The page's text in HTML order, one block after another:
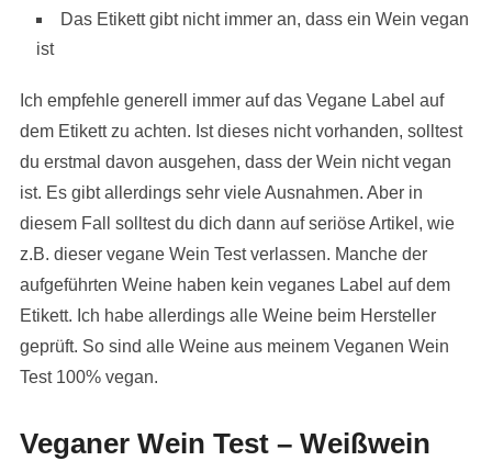
Das Etikett gibt nicht immer an, dass ein Wein vegan
ist
Ich empfehle generell immer auf das Vegane Label auf
dem Etikett zu achten. Ist dieses nicht vorhanden, solltest
du erstmal davon ausgehen, dass der Wein nicht vegan
ist. Es gibt allerdings sehr viele Ausnahmen. Aber in
diesem Fall solltest du dich dann auf seriöse Artikel, wie
z.B. dieser vegane Wein Test verlassen. Manche der
aufgeführten Weine haben kein veganes Label auf dem
Etikett. Ich habe allerdings alle Weine beim Hersteller
geprüft. So sind alle Weine aus meinem Veganen Wein
Test 100% vegan.
Veganer Wein Test – Weißwein